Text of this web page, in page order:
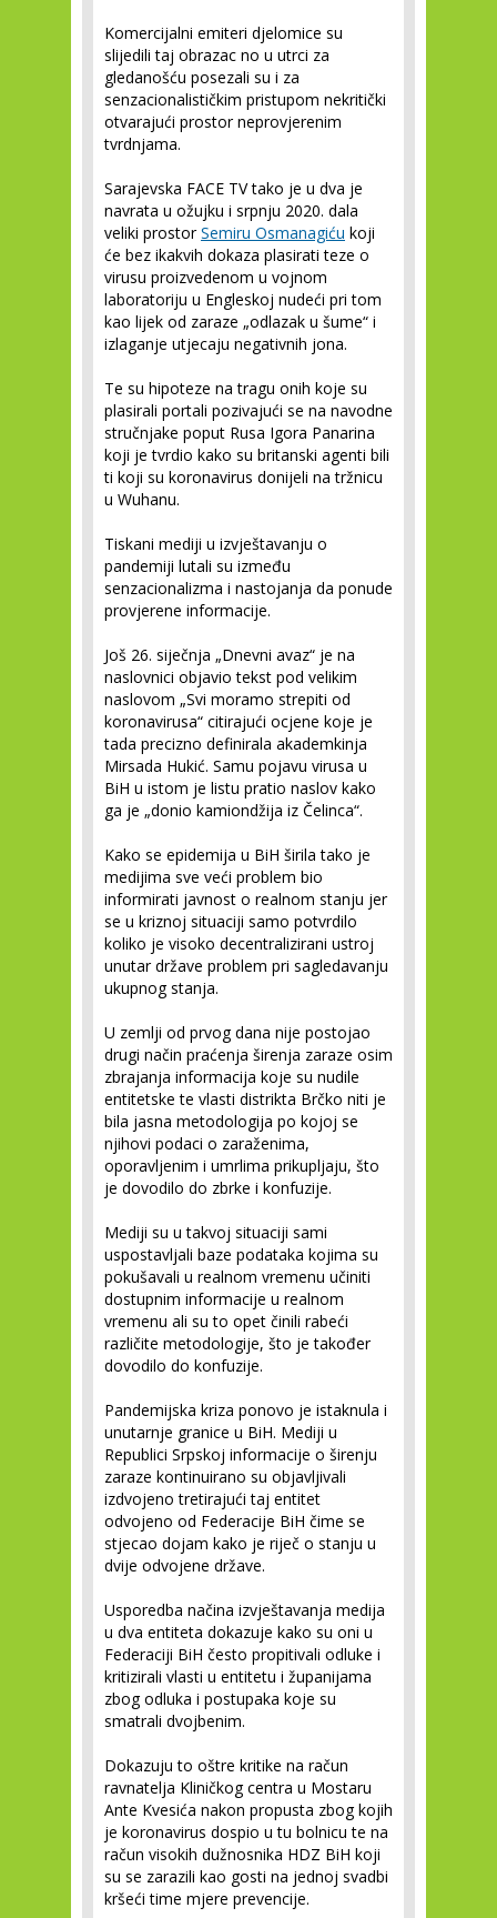
Komercijalni emiteri djelomice su
slijedili taj obrazac no u utrci za
gledanošću posezali su i za
senzacionalističkim pristupom nekritički
otvarajući prostor neprovjerenim
tvrdnjama.
Sarajevska FACE TV tako je u dva je
navrata u ožujku i srpnju 2020. dala
veliki prostorSemiru Osmanagiću koji
će bez ikakvih dokaza plasirati teze o
virusu proizvedenom u vojnom
laboratoriju u Engleskoj nudeći pri tom
kao lijek od zaraze „odlazak u šume“ i
izlaganje utjecaju negativnih jona.
Te su hipoteze na tragu onih koje su
plasirali portali pozivajući se na navodne
stručnjake poput Rusa Igora Panarina
koji je tvrdio kako su britanski agenti bili
ti koji su koronavirus donijeli na tržnicu
u Wuhanu.
Tiskani mediji u izvještavanju o
pandemiji lutali su između
senzacionalizma i nastojanja da ponude
provjerene informacije.
Još 26. siječnja „Dnevni avaz“ je na
naslovnici objavio tekst pod velikim
naslovom „Svi moramo strepiti od
koronavirusa“ citirajući ocjene koje je
tada precizno definirala akademkinja
Mirsada Hukić. Samu pojavu virusa u
BiH u istom je listu pratio naslov kako
ga je „donio kamiondžija iz Čelinca“.
Kako se epidemija u BiH širila tako je
medijima sve veći problem bio
informirati javnost o realnom stanju jer
se u kriznoj situaciji samo potvrdilo
koliko je visoko decentralizirani ustroj
unutar države problem pri sagledavanju
ukupnog stanja.
U zemlji od prvog dana nije postojao
drugi način praćenja širenja zaraze osim
zbrajanja informacija koje su nudile
entitetske te vlasti distrikta Brčko niti je
bila jasna metodologija po kojoj se
njihovi podaci o zaraženima,
oporavljenim i umrlima prikupljaju, što
je dovodilo do zbrke i konfuzije.
Mediji su u takvoj situaciji sami
uspostavljali baze podataka kojima su
pokušavali u realnom vremenu učiniti
dostupnim informacije u realnom
vremenu ali su to opet činili rabeći
različite metodologije, što je također
dovodilo do konfuzije.
Pandemijska kriza ponovo je istaknula i
unutarnje granice u BiH. Mediji u
Republici Srpskoj informacije o širenju
zaraze kontinuirano su objavljivali
izdvojeno tretirajući taj entitet
odvojeno od Federacije BiH čime se
stjecao dojam kako je riječ o stanju u
dvije odvojene države.
Usporedba načina izvještavanja medija
u dva entiteta dokazuje kako su oni u
Federaciji BiH često propitivali odluke i
kritizirali vlasti u entitetu i županijama
zbog odluka i postupaka koje su
smatrali dvojbenim.
Dokazuju to oštre kritike na račun
ravnatelja Kliničkog centra u Mostaru
Ante Kvesića nakon propusta zbog kojih
je koronavirus dospio u tu bolnicu te na
račun visokih dužnosnika HDZ BiH koji
su se zarazili kao gosti na jednoj svadbi
kršeći time mjere prevencije.